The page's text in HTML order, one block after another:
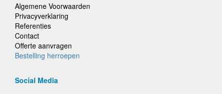
Algemene Voorwaarden
Privacyverklaring
Referenties
Contact
Offerte aanvragen
Bestelling herroepen
Social Media